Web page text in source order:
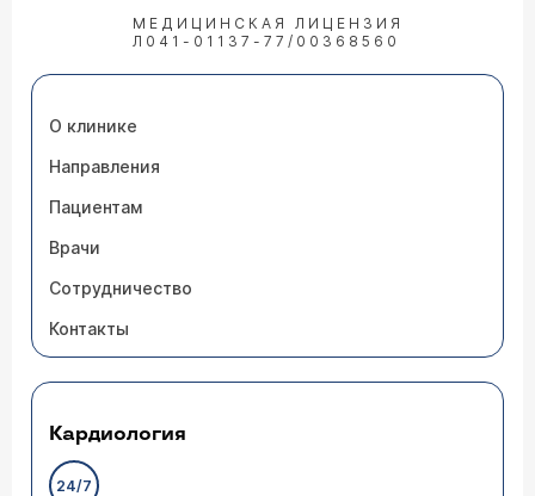
МЕДИЦИНСКАЯ ЛИЦЕНЗИЯ
Л041-01137-77/00368560
О клинике
Направления
Пациентам
Врачи
Сотрудничество
Контакты
Кардиология
24/7